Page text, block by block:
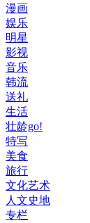
漫画
娱乐
明星
影视
音乐
韩流
送礼
生活
壮龄go!
特写
美食
旅行
文化艺术
人文史地
专栏